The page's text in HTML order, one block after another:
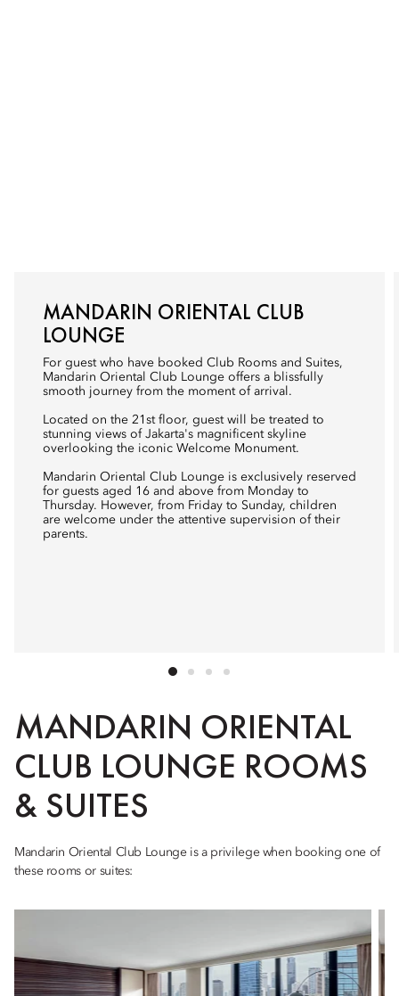
MANDARIN ORIENTAL CLUB
LOUNGE
For guest who have booked Club Rooms and Suites,
Mandarin Oriental Club Lounge offers a blissfully
smooth journey from the moment of arrival.
Located on the 21st floor, guest will be treated to
stunning views of Jakarta's magnificent skyline
overlooking the iconic Welcome Monument.
Mandarin Oriental Club Lounge is exclusively reserved
for guests aged 16 and above from Monday to
Thursday. However, from Friday to Sunday, children
are welcome under the attentive supervision of their
parents.
MANDARIN ORIENTAL
CLUB LOUNGE ROOMS
& SUITES
Mandarin Oriental Club Lounge is a privilege when booking one of
these rooms or suites: